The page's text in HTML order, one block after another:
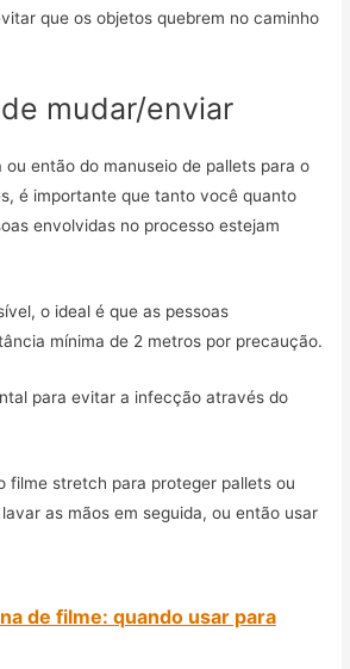
que os objetos quebrem no caminho
mudar/enviar
ou então do manuseio de pallets para o
é importante que tanto você quanto
envolvidas no processo estejam
o ideal é que as pessoas
mínima de 2 metros por precaução.
para evitar a infecção através do
filme stretch para proteger pallets ou
as mãos em seguida, ou então usar
de filme: quando usar para